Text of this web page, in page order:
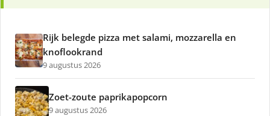
Rijk belegde pizza met salami, mozzarella en
knoflookrand
9 augustus 2026
Zoet-zoute paprikapopcorn
9 augustus 2026